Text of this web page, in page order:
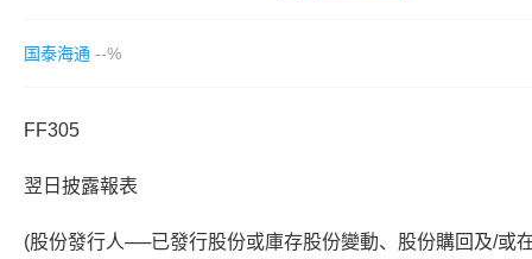
国泰海通 --%
FF305
翌日披露報表
(股份發行人──已發行股份或庫存股份變動、股份購回及/或